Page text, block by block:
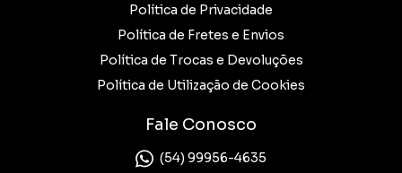
Política de Privacidade
Política de Fretes e Envios
Política de Trocas e Devoluções
Política de Utilização de Cookies
Fale Conosco
(54) 99956-4635